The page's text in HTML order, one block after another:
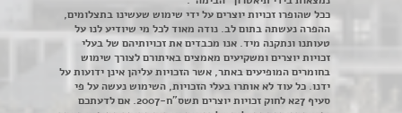
ככל שהופרו זכויות יוצרים על ידי שימוש שעשינו בתצלומים,
ההפרה נעשתה בתום לב. נודה מאוד לכל מי שיודיע לנו על
טעותנו ונתקנה מיד. אנו מכבדים את זכויותיהם של בעלי
זכויות יוצרים ומשקיעים מאמצים באיתורם לצורך שימוש
בחומרים המופיעים באתר, אשר הזכויות עליהן אינן ידועות על
ידנו. כל עוד לא אותרו בעלי הזכויות, השימוש נעשה על פי
סעיף 27א לחוק זכויות יוצרים תשס"ח-2007. אם לדעתכם